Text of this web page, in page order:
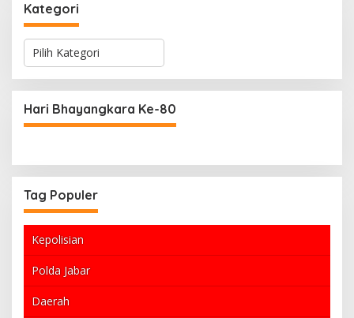
Kategori
K
e
g
o
r
Hari Bhayangkara Ke-80
Tag Populer
Kepolisian
Polda Jabar
Daerah